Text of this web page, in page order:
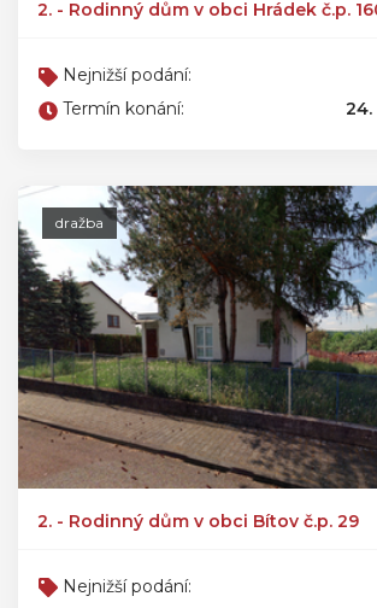
2. - Rodinný dům v obci Hrádek č.p.
Nejnižší podání:
Termín konání:
24.
dražba
2. - Rodinný dům v obci Bítov č.p. 29
Nejnižší podání: